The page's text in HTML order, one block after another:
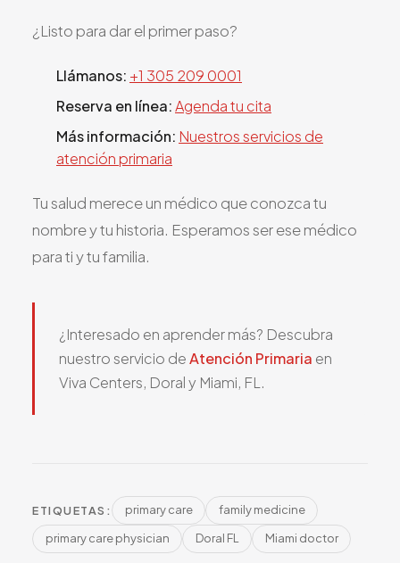
¿Listo para dar el primer paso?
Llámanos: +1 305 209 0001
Reserva en línea:Agenda tu cita
Más información: Nuestros servicios de
atención primaria
Tu salud merece un médico que conozca tu
nombre y tu historia. Esperamos ser ese médico
para ti y tu familia.
¿Interesado en aprender más? Descubra
nuestro servicio deAtención Primaria en
Viva Centers, Doral y Miami, FL.
ETIQUETAS: primary care
family medicine
primary care physician
Doral FL Miami doctor